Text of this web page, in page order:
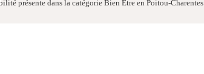
présente dans la catégorie Bien Être en Poitou-Charentes